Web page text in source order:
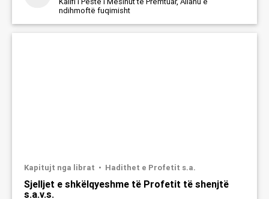
ndihmoftë fuqimisht
Kapitujt nga librat Hadithet e Profetit s.a.
Sjelljet e shkëlqyeshme të Profetit të shenjtë
s.a.v.s.